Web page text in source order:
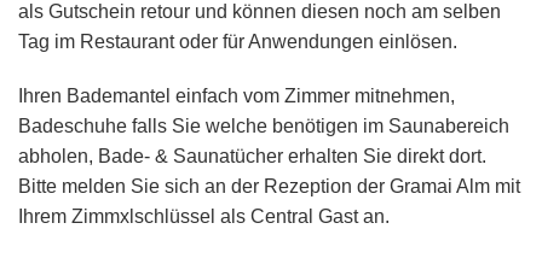
als Gutschein retour und können diesen noch am selben
Tag im Restaurant oder für Anwendungen einlösen.
Ihren Bademantel einfach vom Zimmer mitnehmen,
Badeschuhe falls Sie welche benötigen im Saunabereich
abholen, Bade- & Saunatücher erhalten Sie direkt dort.
Bitte melden Sie sich an der Rezeption der Gramai Alm mit
Ihrem Zimmxlschlüssel als Central Gast an.